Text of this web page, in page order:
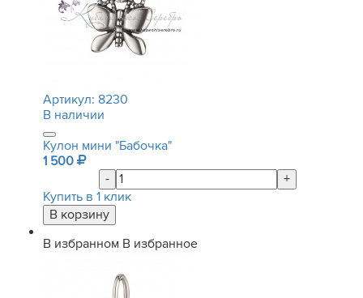
Артикул: 8230
В наличии
Кулон мини "Бабочка"
1 500
-
+
Купить в 1 клик
В избранном В избранное